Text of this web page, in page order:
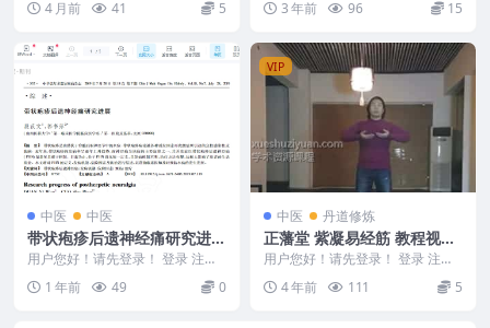
4 月前 41 5
大论篇第二 四...
3 年前 96 15
中医 中医
带状疱疹后遗神经痛研究进展
_段苡文
用户您好！请先登录！ 登录 注册
带状疱疹后遗神经痛研究进展_段
苡文 25054...
1 年前 49 0
VIP
中医 丹道修炼
正藩堂 紫凝易经筋 教程视频
2集
用户您好！请先登录！ 登录 注册
紫凝易经筋 教程视频2集 正藩堂紫
凝易经筋视频...
4 年前 111 5